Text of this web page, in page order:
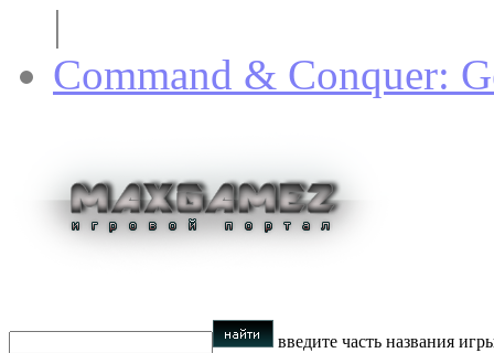
|
Command & Conquer:
введите часть названия